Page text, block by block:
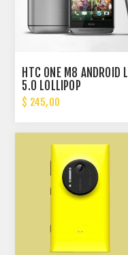
HTC ONE M8 ANDROID L
5.0 LOLLIPOP
$ 245,00